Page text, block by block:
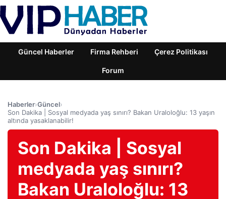
Güncel Haberler Firma Rehberi Çerez Politikası
Forum
Haberler›Güncel›
Son Dakika | Sosyal medyada yaş sınırı? Bakan Uraloloğlu: 13 yaşın
altında yasaklanabilir!
Son Dakika | Sosyal
medyada yaş sınırı?
Bakan Uraloloğlu: 13